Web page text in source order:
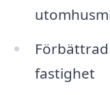
fastighet